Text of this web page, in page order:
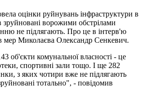
оцінки руйнувань інфраструктури в
зруйновані ворожими обстрілами
не підлягають. Про це в інтерв'ю
мер Миколаєва Олександр Сенкевич.
об'єкти комунальної власності - це
спортивні зали тощо. І ще 282
з яких чотири вже не підлягають
тотально", - повідомив